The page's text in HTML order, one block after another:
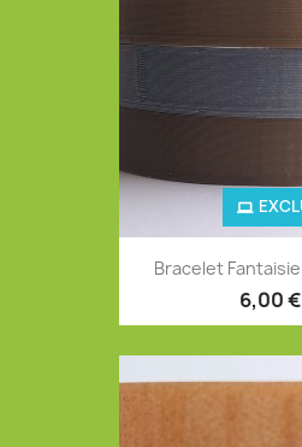
Bracelet
6,00 €